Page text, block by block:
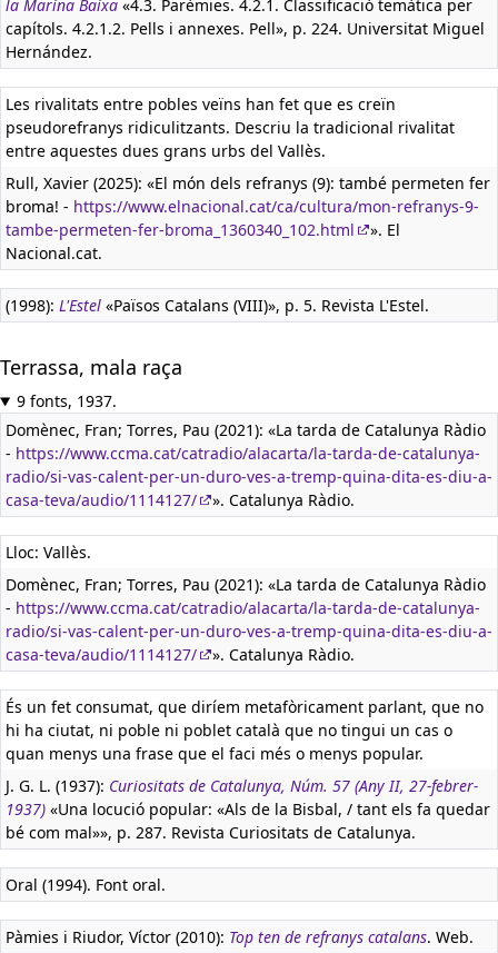
la Marina Baixa «4.3. Parèmies. 4.2.1. Classificació temàtica per
capítols. 4.2.1.2. Pells i annexes. Pell», p. 224. Universitat Miguel
Hernández.
Les rivalitats entre pobles veïns han fet que es creïn
pseudorefranys ridiculitzants. Descriu la tradicional rivalitat
entre aquestes dues grans urbs del Vallès.
Rull, Xavier (2025): «El món dels refranys (9): també permeten fer
broma! - https://www.elnacional.cat/ca/cultura/mon-refranys-9-
tambe-permeten-fer-broma_1360340_102.html
». El
Nacional.cat.
(1998): L'Estel «Països Catalans (VIII)», p. 5. Revista L'Estel.
Terrassa, mala raça
9 fonts, 1937.
Domènec, Fran; Torres, Pau (2021): «La tarda de Catalunya Ràdio
- https://www.ccma.cat/catradio/alacarta/la-tarda-de-catalunya-
radio/si-vas-calent-per-un-duro-ves-a-tremp-quina-dita-es-diu-a-
casa-teva/audio/1114127/
». Catalunya Ràdio.
Lloc: Vallès.
Domènec, Fran; Torres, Pau (2021): «La tarda de Catalunya Ràdio
- https://www.ccma.cat/catradio/alacarta/la-tarda-de-catalunya-
radio/si-vas-calent-per-un-duro-ves-a-tremp-quina-dita-es-diu-a-
casa-teva/audio/1114127/
». Catalunya Ràdio.
És un fet consumat, que diríem metafòricament parlant, que no
hi ha ciutat, ni poble ni poblet català que no tingui un cas o
quan menys una frase que el faci més o menys popular.
J. G. L. (1937): Curiositats de Catalunya, Núm. 57 (Any II, 27-febrer-
1937) «Una locució popular: «Als de la Bisbal, / tant els fa quedar
bé com mal»», p. 287. Revista Curiositats de Catalunya.
Oral (1994). Font oral.
Pàmies i Riudor, Víctor (2010): Top ten de refranys catalans. Web.